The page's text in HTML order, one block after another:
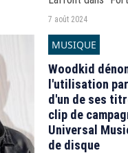
Cendrine
ce jour.
7 août 2024
MUSIQUE
Woodkid
l'utilisation
d'un de ses
clip de
Universal
de disque